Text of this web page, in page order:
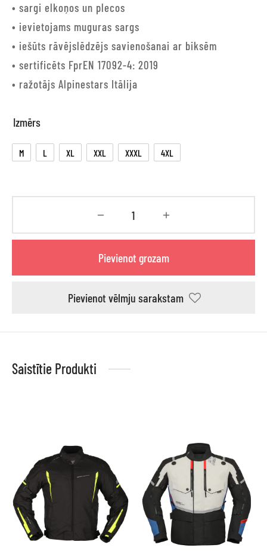
• sargi elkoņos un plecos
• ievietojams muguras sargs
• iešūts rāvējslēdzējs savienošanai ar biksēm
• sertificēts FprEN 17092-4: 2019
• ražotājs Alpinestars Itālija
Izmērs
M L XL XXL XXXL 4XL
Pievienot grozam
Pievienot vēlmju sarakstam
Saistītie Produkti